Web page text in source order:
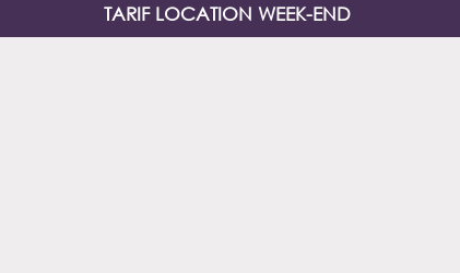
TARIF LOCATION WEEK-END